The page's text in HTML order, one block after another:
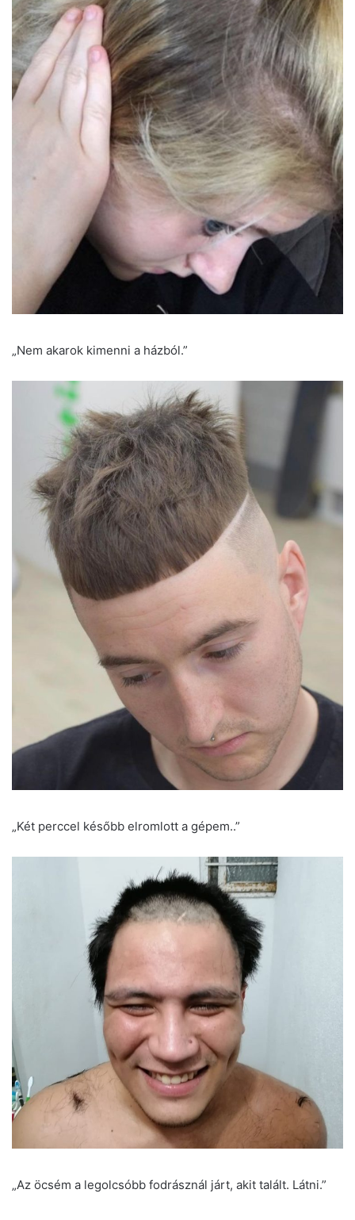
„Nem akarok kimenni a házból.”
„Két perccel később elromlott a gépem..”
„Az öcsém a legolcsóbb fodrásznál járt, akit talált. Látni.”